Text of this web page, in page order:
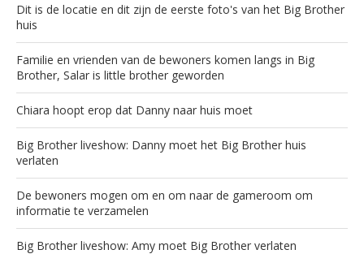
Dit is de locatie en dit zijn de eerste foto's van het Big Brother
huis
Familie en vrienden van de bewoners komen langs in Big
Brother, Salar is little brother geworden
Chiara hoopt erop dat Danny naar huis moet
Big Brother liveshow: Danny moet het Big Brother huis
verlaten
De bewoners mogen om en om naar de gameroom om
informatie te verzamelen
Big Brother liveshow: Amy moet Big Brother verlaten